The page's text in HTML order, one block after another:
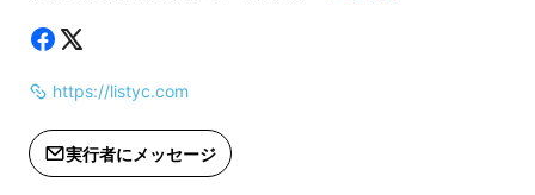
https://listyc.com
実行者にメッセージ